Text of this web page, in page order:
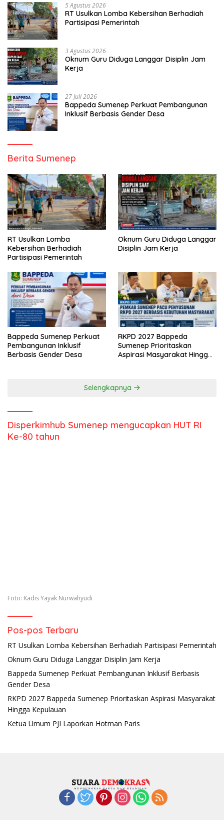
5 Agustus 2026
RT Usulkan Lomba Kebersihan Berhadiah
Partisipasi Pemerintah
3 Agustus 2026
Oknum Guru Diduga Langgar Disiplin Jam
Kerja
27 Juli 2026
Bappeda Sumenep Perkuat Pembangunan
Inklusif Berbasis Gender Desa
Berita Sumenep
RT Usulkan Lomba
Kebersihan Berhadiah
Partisipasi Pemerintah
Oknum Guru Diduga Langgar
Disiplin Jam Kerja
Bappeda Sumenep Perkuat
Pembangunan Inklusif
Berbasis Gender Desa
RKPD 2027 Bappeda
Sumenep Prioritaskan
Aspirasi Masyarakat Hingga
Selengkapnya
Disperkimhub Sumenep mengucapkan HUT RI
Ke-80 tahun
Foto: Kadis Yayak Nurwahyudi
Pos-pos Terbaru
RT Usulkan Lomba Kebersihan Berhadiah Partisipasi Pemerintah
Oknum Guru Diduga Langgar Disiplin Jam Kerja
Bappeda Sumenep Perkuat Pembangunan Inklusif Berbasis
Gender Desa
RKPD 2027 Bappeda Sumenep Prioritaskan Aspirasi Masyarakat
Hingga Kepulauan
Ketua Umum PJI Laporkan Hotman Paris